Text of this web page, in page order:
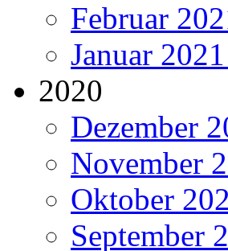
Februar
Januar
2020
Dezember
November
Oktober
September